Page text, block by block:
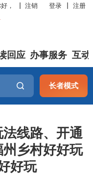
， 注销 登录 注册
回应 办事服务 互动
长者模式
线路、开通
乡村好好玩
好玩